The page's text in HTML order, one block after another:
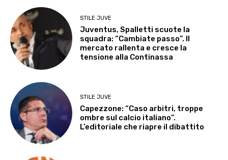
STILE JUVE
Juventus, Spalletti scuote la
squadra: “Cambiate passo”. Il
mercato rallenta e cresce la
tensione alla Continassa
STILE JUVE
Capezzone: “Caso arbitri, troppe
ombre sul calcio italiano”.
L’editoriale che riapre il dibattito